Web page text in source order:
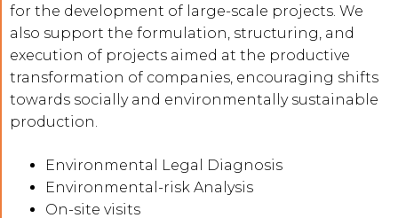
for the development of large-scale projects. We
also support the formulation, structuring, and
execution of projects aimed at the productive
transformation of companies, encouraging shifts
towards socially and environmentally sustainable
production.
Environmental Legal Diagnosis
Environmental-risk Analysis
On-site visits